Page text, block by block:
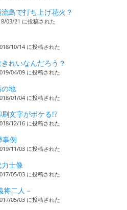
島で打ち上げ花火？
03/21 に投稿された
10/14 に投稿された
れいなんだろう？
04/09 に投稿された
地
01/04 に投稿された
文字がボケる!?
12/16 に投稿された
事例
11/03 に投稿された
士像
05/03 に投稿された
将二人－
05/03 に投稿された